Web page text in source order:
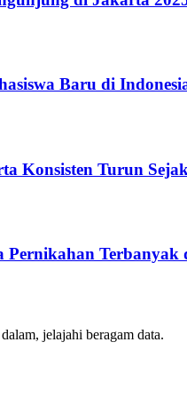
Baru di
Konsisten Turun
Terbanyak
jelajahi beragam data.